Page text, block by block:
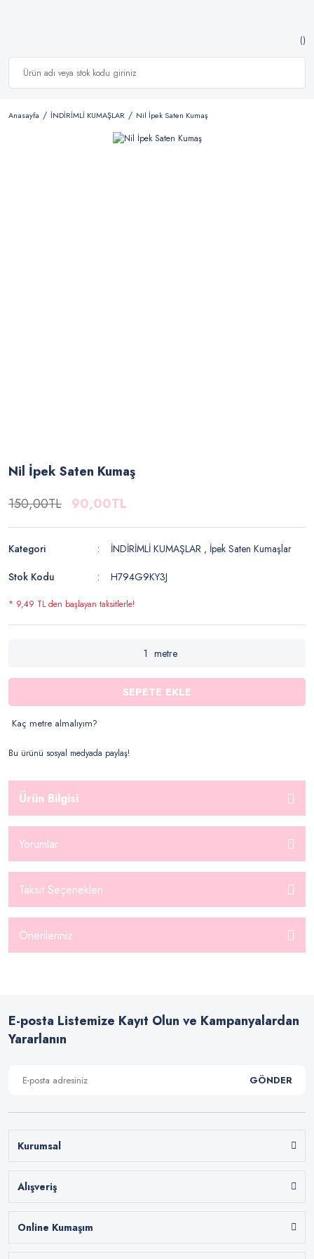
Anasayfa İNDİRİMLİ KUMAŞLAR Nil İpek Saten Kumaş
Nil İpek Saten Kumaş
150,00TL 90,00TL
Kategori İNDİRİMLİ KUMAŞLAR , İpek Saten Kumaşlar
Stok Kodu
H794G9KY3J
* 9,49 TL den başlayan taksitlerle!
metre
SEPETE EKLE
Kaç metre almalıyım?
Bu ürünü sosyal medyada paylaş!
Ürün Bilgisi
Yorumlar
Taksit Seçenekleri
Önerileriniz
E-posta Listemize Kayıt Olun ve Kampanyalardan
Yararlanın
GÖNDER
Kurumsal
Alışveriş
Online Kumaşım